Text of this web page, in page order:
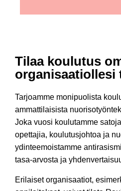
Tilaa koulutus
organisaatiollesi
Tarjoamme monipuolista
ammattilaisista
Joka vuosi koulutamme
opettajia, koulutusjohtoa ja
ydinteemoistamme
tasa-arvosta ja
Erilaiset organisaatiot,